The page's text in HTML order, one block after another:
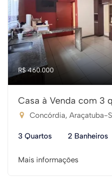
R$ 460.000
Casa à Venda com 3
Concórdia, Araçatuba-
3 Quartos 2 Banheiros
Mais informações